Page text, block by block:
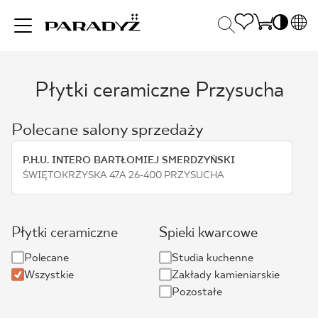
INSPIRACJE
PRODUKTY
KOLEKCJE
DLA BIZNESU
Płytki ceramiczne Przysucha
Polecane salony sprzedaży
P.H.U. INTERO BARTŁOMIEJ SMERDZYŃSKI
ŚWIĘTOKRZYSKA 47A 26-400 PRZYSUCHA
Płytki ceramiczne
Polecane
Wszystkie
Spieki kwarcowe
Studia kuchenne
Zakłady kamieniarskie
Pozostałe